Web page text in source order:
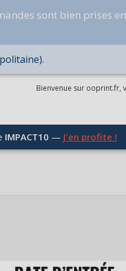
sont bien prises
Bienvenue sur ooprint.fr,
IMPACT10 — J'en profite !